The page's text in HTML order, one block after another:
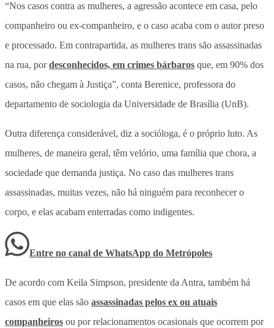
“Nos casos contra as mulheres, a agressão acontece em casa, pelo
companheiro ou ex-companheiro, e o caso acaba com o autor preso
e processado. Em contrapartida, as mulheres trans são assassinadas
na rua, pordesconhecidos, em crimes bárbaros que, em 90% dos
casos, não chegam à Justiça”, conta Berenice, professora do
departamento de sociologia da Universidade de Brasília (UnB).
Outra diferença considerável, diz a socióloga, é o próprio luto. As
mulheres, de maneira geral, têm velório, uma família que chora, a
sociedade que demanda justiça. No caso das mulheres trans
assassinadas, muitas vezes, não há ninguém para reconhecer o
corpo, e elas acabam enterradas como indigentes.
Entre no canal de WhatsApp do Metrópoles
De acordo com Keila Simpson, presidente da Antra, também há
casos em que elas são assassinadas pelos ex ou atuais
companheiros ou por relacionamentos ocasionais que ocorrem por